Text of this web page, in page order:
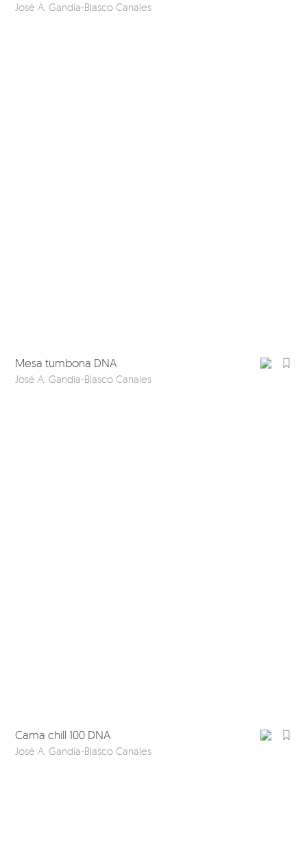
José A. Gandía-Blasco Canales
Mesa tumbona DNA
José A. Gandía-Blasco Canales
Cama chill 100 DNA
José A. Gandía-Blasco Canales